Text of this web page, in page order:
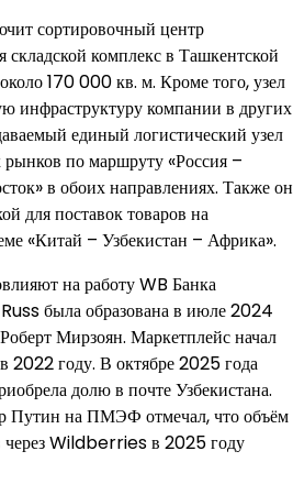
сортировочный центр
комплекс в Ташкентской
170 000 кв. м. Кроме того, узел
инфраструктуру компании в других
единый логистический узел
рынков по маршруту «Россия –
в обоих направлениях. Также он
для поставок товаров на
«Китай – Узбекистан – Африка».
на работу WB Банка
была образована в июле 2024
Мирзоян. Маркетплейс начал
2022 году. В октябре 2025 года
долю в почте Узбекистана.
Путин на ПМЭФ отмечал, что объём
через Wildberries в 2025 году